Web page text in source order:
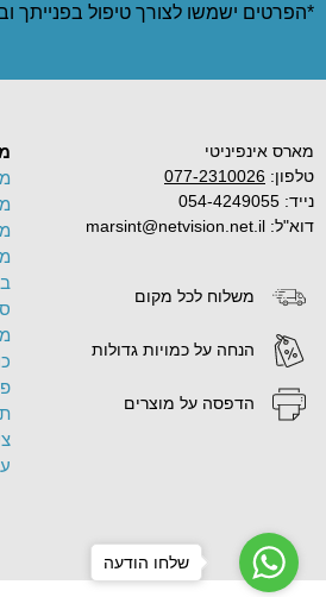
*הפרטים ישמשו לצורך טיפול בפנייתך
מארס אינפיניטי
טלפון: 077-2310026
נייד: 054-4249055
דוא"ל: marsint@netvision.net.il
משלוח לכל מקום
הנחה על כמויות גדולות
הדפסה על מוצרים
שלחו הודעה